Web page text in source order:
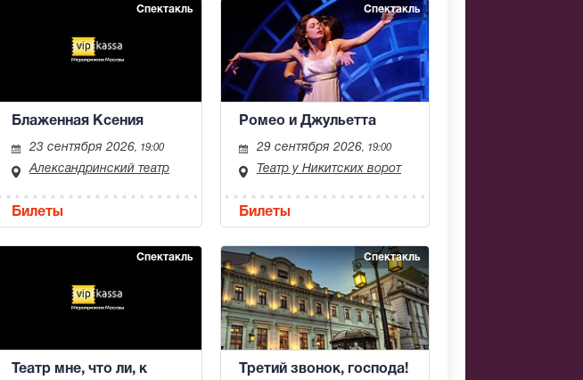
Спектакль
Блаженная Ксения
23 сентября 2026, 19:00
Александринский театр
Билеты
Спектакль
Ромео и Джульетта
29 сентября 2026, 19:00
Театр у Никитских ворот
Билеты
Спектакль
Театр мне, что ли, к
Спектакль
Третий звонок, господа!